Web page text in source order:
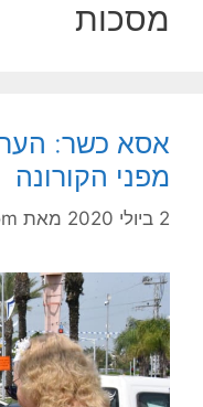
מסכות
אסא כשר:
מפני הקורונה
2 ביולי 2020 מאת